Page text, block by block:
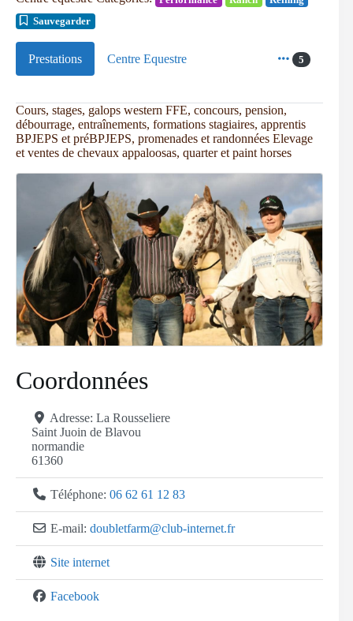
Sauvegarder
Prestations Centre Equestre 5
Cours, stages, galops western FFE, concours, pension,
débourrage, entraînements, formations stagiaires, apprentis
BPJEPS et préBPJEPS, promenades et randonnées Elevage
et ventes de chevaux appaloosas, quarter et paint horses
Coordonnées
Adresse: La Rousseliere
Saint Juoin de Blavou
normandie
61360
Téléphone: 06 62 61 12 83
E-mail: doubletfarm@club-internet.fr
Site internet
Facebook